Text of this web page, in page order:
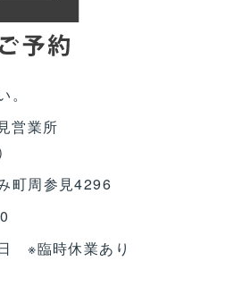
営業所
町周参見4296
※臨時休業あり